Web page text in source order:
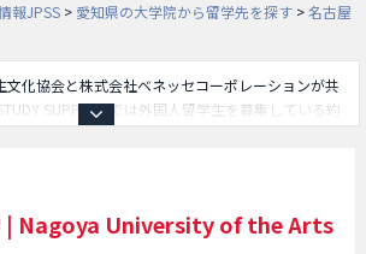
報JPSS > 愛知県の大学院から留学先を探す >名古屋
化協会と株式会社ベネッセコーポレーションが共
SUPPORTでは外国人留学生を募集している約
科や人間発達学研究科等、研究科別情報や、募集
報、施設案内、アクセスなど外国人留学生に必要
で是非ご利用ください。
| Nagoya University of the Arts